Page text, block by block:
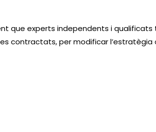
que experts independents i
contractats, per modificar l’estratègia